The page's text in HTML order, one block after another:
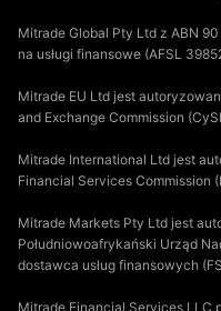
Mitrade Global Pty Ltd z ABN
na usługi finansowe (AFSL
Mitrade EU Ltd jest
and Exchange Commission
Mitrade International Ltd jest
Financial Services Commission
Mitrade Markets Pty Ltd jest
Południowoafrykański Urząd
dostawca usług finansowych
Mitrade Financial Services LLC